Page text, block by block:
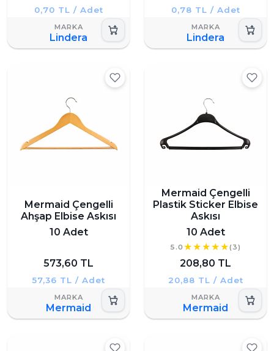
0,70 TL / Adet
Lindera
0,78 TL / Adet
Lindera
Mermaid Çengelli
Ahşap Elbise Askısı
10 Adet
573,60 TL
57,36 TL / Adet
Mermaid
Mermaid Çengelli
Plastik Sticker Elbise
Askısı
10 Adet
5.0 (3)
208,80 TL
20,88 TL / Adet
Mermaid